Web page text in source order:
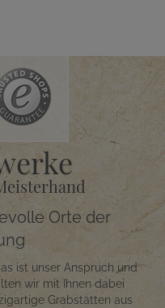
Orte der
ist unser Anspruch und
wir mit Ihnen dabei
Grabstätten aus